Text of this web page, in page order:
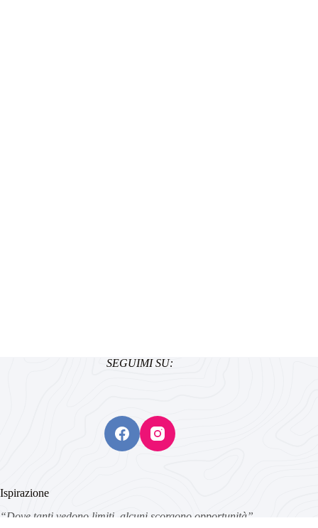
SEGUIMI SU:
Ispirazione
“Dove tanti vedono limiti, alcuni scorgono opportunità”